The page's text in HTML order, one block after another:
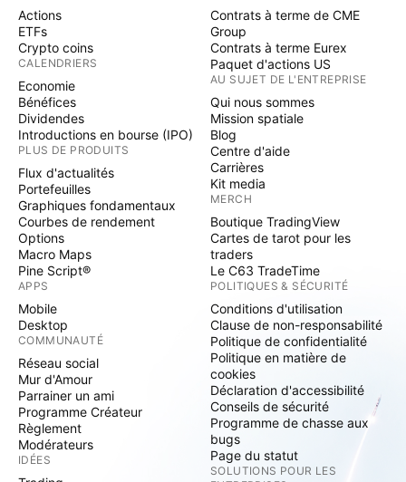
Actions
ETFs
Crypto coins
CALENDRIERS
Economie
Bénéfices
Dividendes
Introductions en bourse (IPO)
PLUS DE PRODUITS
Flux d'actualités
Portefeuilles
Graphiques fondamentaux
Courbes de rendement
Options
Macro Maps
Pine Script®
APPS
Mobile
Desktop
COMMUNAUTÉ
Réseau social
Mur d'Amour
Parrainer un ami
Programme Créateur
Règlement
Modérateurs
IDÉES
Contrats à terme de CME
Group
Contrats à terme Eurex
Paquet d'actions US
AU SUJET DE L'ENTREPRISE
Qui nous sommes
Mission spatiale
Blog
Centre d'aide
Carrières
Kit media
MERCH
Boutique TradingView
Cartes de tarot pour les
traders
Le C63 TradeTime
POLITIQUES & SÉCURITÉ
Conditions d'utilisation
Clause de non-responsabilité
Politique de confidentialité
Politique en matière de
cookies
Déclaration d'accessibilité
Conseils de sécurité
Programme de chasse aux
bugs
Page du statut
SOLUTIONS POUR LES